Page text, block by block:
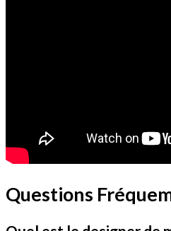
Questions